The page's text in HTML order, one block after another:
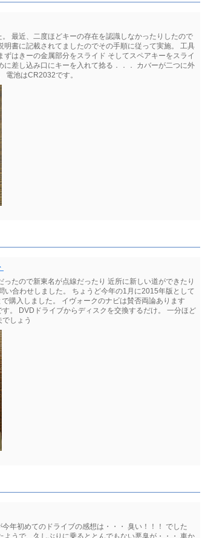
最近、二度ほどキーの存在を認識しなかったりしたので
書に記載されてましたのでその手順に従って実施。 工具
はきーの金属部分をスライド そしてスペアキーをスライ
差し込み口にキーを入れて捻る．．． カバーが二つに外
電池はCR2032です。
たので新東名が点線だったり 近所に新しい道ができたり
い合わせしました。 ちょうど今年の1月に2015年版として
購入しました。 イヴォークのナビは賛否両論あります
。 DVDドライブからディスクを交換するだけ。 一分ほど
しょう
年初めてのドライブの感想は・・・ 臭い！！！ でした
ようで、久しぶりに乗るととんでもない悪臭が・・・ 車か